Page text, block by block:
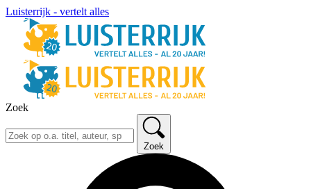
Luisterrijk - vertelt alles
Zoek
Zoek